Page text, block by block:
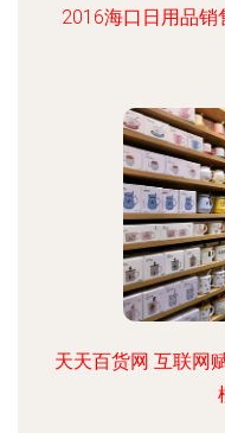
2016海口日用品
天天百货网 互联网